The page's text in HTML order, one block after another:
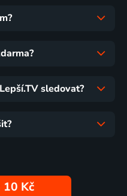
sledovat?
Kč